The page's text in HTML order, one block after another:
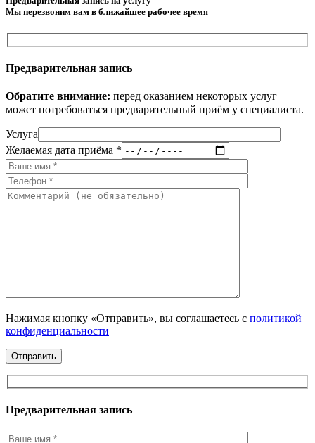
Мы перезвоним вам в ближайшее рабочее время
Предварительная запись
Обратите внимание: перед оказанием некоторых услуг
может потребоваться предварительный приём у специалиста.
Услуга
Желаемая дата приёма *
Нажимая кнопку «Отправить», вы соглашаетесь с политикой
конфиденциальности
Предварительная запись